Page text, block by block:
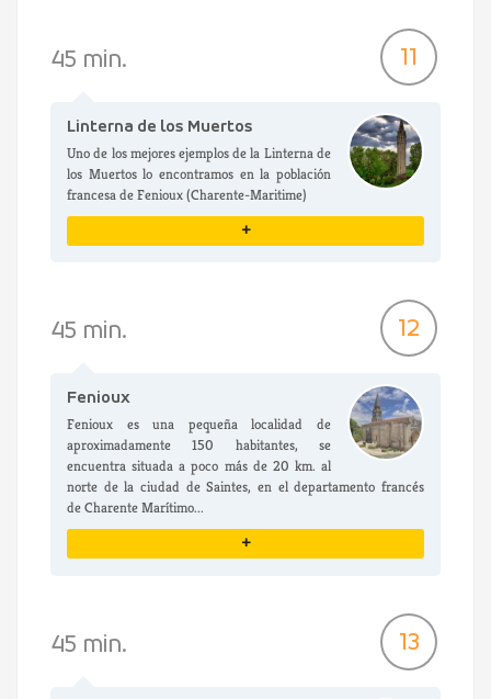
45 min. 11
Linterna de los Muertos
Uno de los mejores ejemplos de la Linterna de
los Muertos lo encontramos en la población
francesa de Fenioux (Charente-Maritime)
+
45 min. 12
Fenioux
Fenioux es una pequeña localidad de
aproximadamente 150 habitantes, se
encuentra situada a poco más de 20 km. al
norte de la ciudad de Saintes, en el departamento francés
de Charente Marítimo...
+
45 min. 13